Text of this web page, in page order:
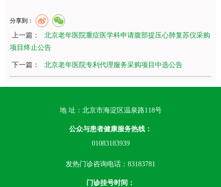
分享到：
上一篇：
北京老年医院重症医学科申请腹部提压心肺复苏仪采购
项目终止公告
下一篇： 北京老年医院专利代理服务采购项目中选公告
地 址：北京市海淀区温泉路118号
公众与患者健康服务热线：
01083183939
发热门诊咨询电话：83183781
门诊挂号时间：